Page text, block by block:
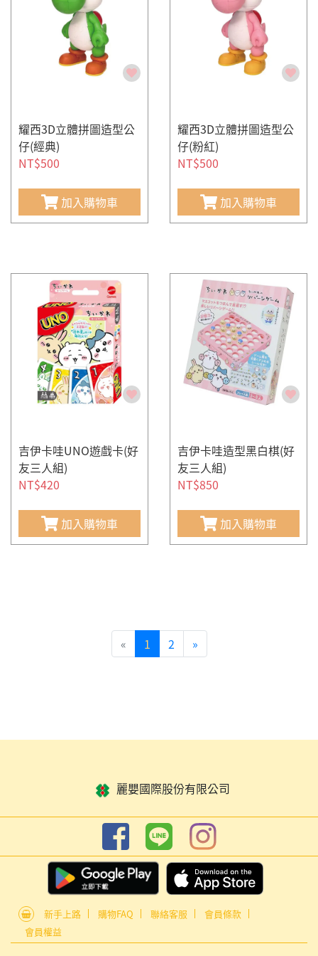
耀西3D立體拼圖造型公
仔(經典)
NT$500
加入購物車
耀西3D立體拼圖造型公
仔(粉紅)
NT$500
加入購物車
吉伊卡哇UNO遊戲卡(好
友三人組)
NT$420
加入購物車
吉伊卡哇造型黑白棋(好
友三人組)
NT$850
加入購物車
« 1 2 »
麗嬰國際股份有限公司
新手上路 購物FAQ 聯絡客服
會員條款
會員權益